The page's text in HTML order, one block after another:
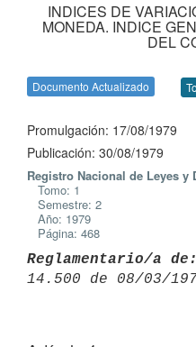
INDICES DE
MONEDA. INDICE
DEL
Documento Actualizado
Promulgación: 17/08/1979
Publicación: 30/08/1979
Registro Nacional de Leyes y
Tomo: 1
Semestre: 2
Año: 1979
Página: 468
Reglamentario/a de:
14.500 de 08/03/